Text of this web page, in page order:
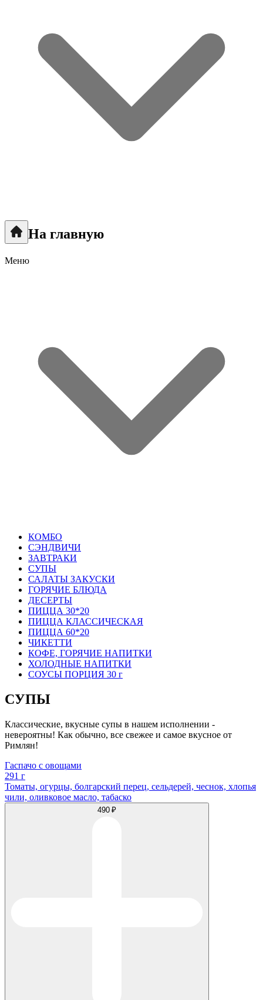
На главную
Меню
КОМБО
СЭНДВИЧИ
ЗАВТРАКИ
СУПЫ
САЛАТЫ ЗАКУСКИ
ГОРЯЧИЕ БЛЮДА
ДЕСЕРТЫ
ПИЦЦА 30*20
ПИЦЦА КЛАССИЧЕСКАЯ
ПИЦЦА 60*20
ЧИКЕТТИ
КОФЕ, ГОРЯЧИЕ НАПИТКИ
ХОЛОДНЫЕ НАПИТКИ
СОУСЫ ПОРЦИЯ 30 г
СУПЫ
Классические, вкусные супы в нашем исполнении -
невероятны! Как обычно, все свежее и самое вкусное от
Римлян!
Гаспачо с овощами
291 г
Томаты, огурцы, болгарский перец, сельдерей, чеснок, хлопья
чили, оливковое масло, табаско
490 ₽